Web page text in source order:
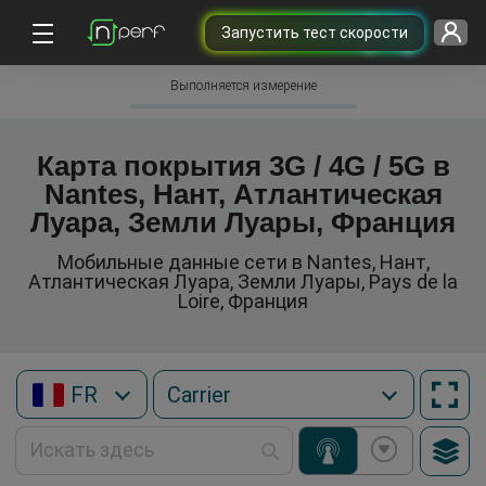
Запустить тест скорости
Выполняется измерение
Карта покрытия 3G / 4G / 5G в
Nantes, Нант, Атлантическая
Луара, Земли Луары, Франция
Мобильные данные сети в Nantes, Нант,
Атлантическая Луара, Земли Луары, Pays de la
Loire, Франция
FR